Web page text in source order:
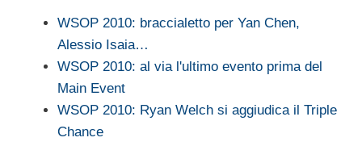
WSOP 2010: braccialetto per Yan Chen,
Alessio Isaia…
WSOP 2010: al via l'ultimo evento prima del
Main Event
WSOP 2010: Ryan Welch si aggiudica il Triple
Chance